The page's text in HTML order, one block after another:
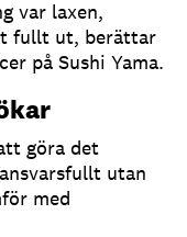
var laxen,
fullt ut, berättar
på Sushi Yama.
göra det
utan
med